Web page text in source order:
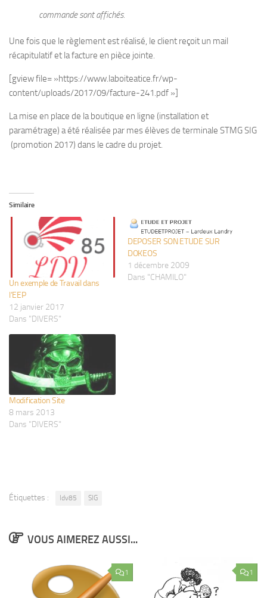
commande sont affichés.
Une fois que le règlement est réalisé, le client reçoit un mail
récapitulatif et la facture en pièce jointe.
[gview file= »https://www.laboiteatice.fr/wp-
content/uploads/2017/09/facture-241.pdf »]
La mise en place de la boutique en ligne (installation et
paramétrage) a été réalisée par mes élèves de terminale STMG SIG
(promotion 2017) dans le cadre du projet.
Similaire
Un exemple de Travail dans
l’EEP
12 janvier 2017
Dans "DIVERS"
DEPOSER SON ETUDE SUR
DOKEOS
1 décembre 2009
Dans "CHAMILO"
Modification Site
8 mars 2013
Dans "DIVERS"
Étiquettes : ldv85 SIG
VOUS AIMEREZ AUSSI...
1 1